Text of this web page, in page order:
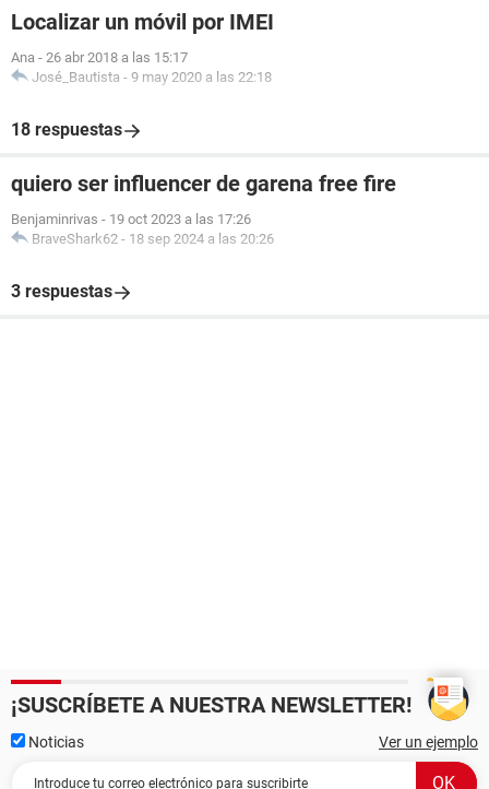
Localizar un móvil por IMEI
Ana - 26 abr 2018 a las 15:17
José_Bautista - 9 may 2020 a las 22:18
18 respuestas
quiero ser influencer de garena free fire
Benjaminrivas - 19 oct 2023 a las 17:26
BraveShark62 - 18 sep 2024 a las 20:26
3 respuestas
¡SUSCRÍBETE A NUESTRA NEWSLETTER!
Noticias Ver un ejemplo